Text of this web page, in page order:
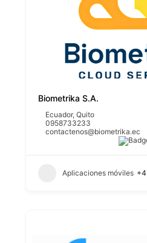
Biometrika S.A.
Ecuador,Quito
0958733233
contactenos@biometrika.ec
Aplicaciones móviles +4